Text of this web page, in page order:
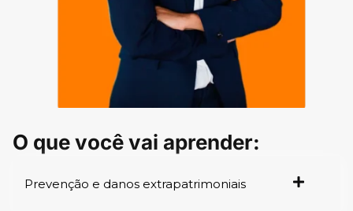
O que você vai aprender:
Prevenção e danos extrapatrimoniais